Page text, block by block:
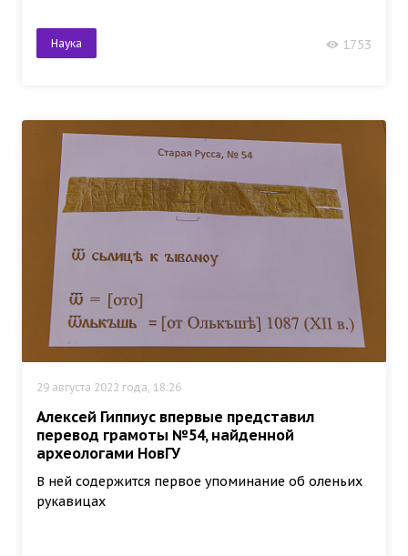
Наука 1753
29 августа 2022 года, 18:26
Алексей Гиппиус впервые представил
перевод грамоты №54, найденной
археологами НовГУ
В ней содержится первое упоминание об оленьих
рукавицах